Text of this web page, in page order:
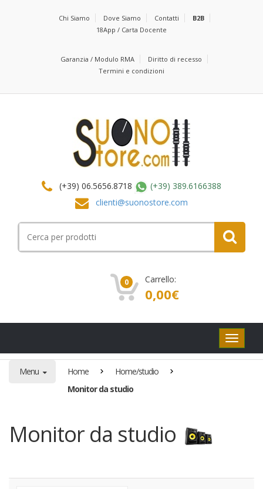
Chi Siamo Dove Siamo Contatti
B2B
18App / Carta Docente
Garanzia / Modulo RMA
Diritto di recesso
Termini e condizioni
(+39) 06.5656.8718
(+39) 389.6166388
clienti@suonostore.com
per:
0 Carrello:
0,00€
Pulsanti
di
Menu Home
Home/studio
Monitor da studio
Monitor da studio